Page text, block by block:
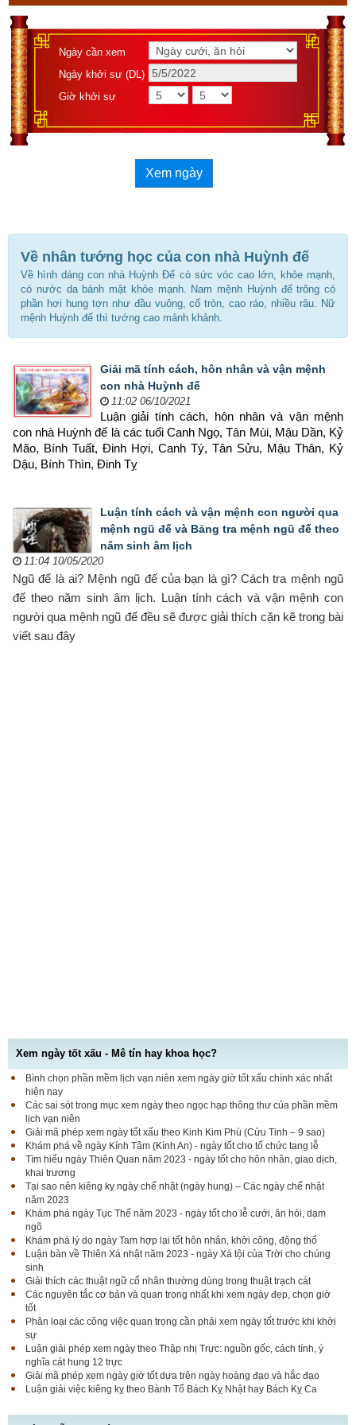
Ngày cần xem
Ngày khởi sự (DL)
Giờ khởi sự
Xem ngày
Về nhân tướng học của con nhà Huỳnh đế
Về hình dáng con nhà Huỳnh Đế có sức vóc cao lớn, khỏe mạnh,
có nước da bánh mật khỏe mạnh. Nam mệnh Huỳnh đế trông có
phần hơi hung tợn như đầu vuông, cổ tròn, cao ráo, nhiều râu. Nữ
mệnh Huỳnh đế thì tướng cao mảnh khảnh.
Giải mã tính cách, hôn nhân và vận mệnh
con nhà Huỳnh đế
11:02 06/10/2021
Luận giải tính cách, hôn nhân và vận mệnh
con nhà Huỳnh đế là các tuổi Canh Ngọ, Tân Mùi, Mậu Dần, Kỷ
Mão, Bính Tuất, Đinh Hợi, Canh Tý, Tân Sửu, Mậu Thân, Kỷ
Dậu, Bính Thìn, Đinh Tỵ
Luận tính cách và vận mệnh con người qua
mệnh ngũ đế và Bảng tra mệnh ngũ đế theo
năm sinh âm lịch
11:04 10/05/2020
Ngũ đế là ai? Mệnh ngũ đế của bạn là gì? Cách tra mệnh ngũ
đế theo năm sinh âm lịch. Luận tính cách và vận mệnh con
người qua mệnh ngũ đế đều sẽ được giải thích cặn kẽ trong bài
viết sau đây
Xem ngày tốt xấu - Mê tín hay khoa học?
Bình chọn phần mềm lịch vạn niên xem ngày giờ tốt xấu chính xác nhất
hiện nay
Các sai sót trong mục xem ngày theo ngọc hạp thông thư của phần mềm
lịch vạn niên
Giải mã phép xem ngày tốt xấu theo Kinh Kim Phù (Cửu Tinh – 9 sao)
Khám phá về ngày Kính Tâm (Kính An) - ngày tốt cho tổ chức tang lễ
Tìm hiểu ngày Thiên Quan năm 2023 - ngày tốt cho hôn nhân, giao dịch,
khai trương
Tại sao nên kiêng kỵ ngày chế nhật (ngày hung) – Các ngày chế nhật
năm 2023
Khám phá ngày Tục Thế năm 2023 - ngày tốt cho lễ cưới, ăn hỏi, dạm
ngõ
Khám phá lý do ngày Tam hợp lại tốt hôn nhân, khởi công, động thổ
Luận bàn về Thiên Xá nhật năm 2023 - ngày Xá tội của Trời cho chúng
sinh
Giải thích các thuật ngữ cổ nhân thường dùng trong thuật trạch cát
Các nguyên tắc cơ bản và quan trọng nhất khi xem ngày đẹp, chọn giờ
tốt
Phân loại các công việc quan trọng cần phải xem ngày tốt trước khi khởi
sự
Luận giải phép xem ngày theo Thập nhị Trực: nguồn gốc, cách tính, ý
nghĩa cát hung 12 trực
Giải mã phép xem ngày giờ tốt dựa trên ngày hoàng đạo và hắc đạo
Luận giải việc kiêng kỵ theo Bành Tổ Bách Kỵ Nhật hay Bách Kỵ Ca